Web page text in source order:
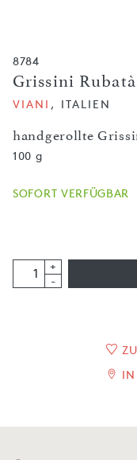
8784
Grissini
handgerollte
VIANI , ITALIEN
100 g
SOFORT VERFÜGBAR
+
-
IN